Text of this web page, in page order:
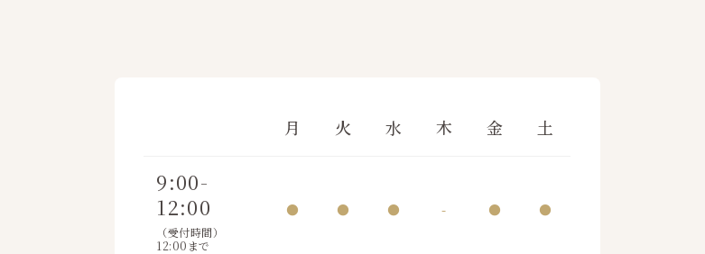
月 火 水 木 金 土
9:00-
12:00
（受付時間）
12:00まで
● ● ● - ● ●